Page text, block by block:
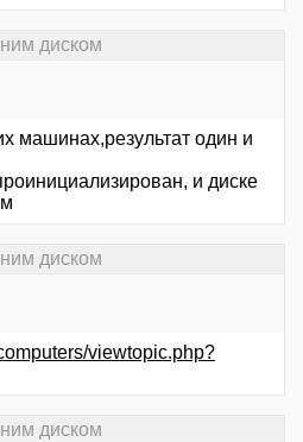
диском
машинах,результат один и
и диске
диском
viewtopic.php?
диском